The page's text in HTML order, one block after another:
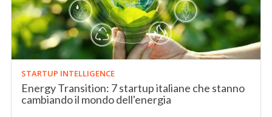
STARTUP INTELLIGENCE
Energy Transition: 7 startup italiane che stanno
cambiando il mondo dell'energia